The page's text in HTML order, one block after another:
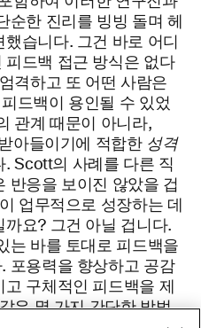
순한 진리를 빙빙 돌며 헤
습니다. 그건 바로 어디
피드백 접근 방식은 없다
격하고 또 어떤 사람은
드백이 용인될 수 있었
관계 때문이 아니라,
아들이기에 적합한 성격
. Scott의 사례를 다른 직
반응을 보이진 않았을 겁
업무적으로 성장하는 데
요? 그건 아닐 겁니다.
는 바를 토대로 피드백을
포용력을 향상하고 공감
구체적인 피드백을 제
은 몇 가지 간단한 방법